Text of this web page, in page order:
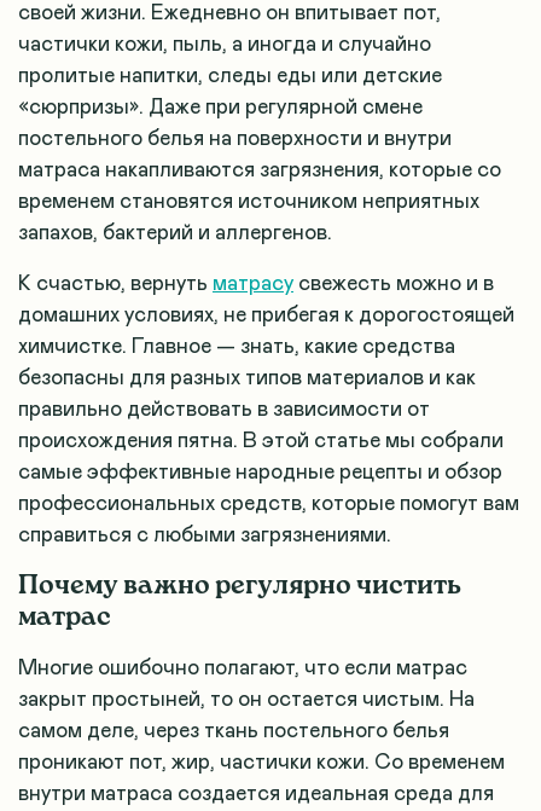
своей жизни. Ежедневно он впитывает пот,
частички кожи, пыль, а иногда и случайно
пролитые напитки, следы еды или детские
«сюрпризы». Даже при регулярной смене
постельного белья на поверхности и внутри
матраса накапливаются загрязнения, которые со
временем становятся источником неприятных
запахов, бактерий и аллергенов.
К счастью, вернуть матрасу свежесть можно и в
домашних условиях, не прибегая к дорогостоящей
химчистке. Главное — знать, какие средства
безопасны для разных типов материалов и как
правильно действовать в зависимости от
происхождения пятна. В этой статье мы собрали
самые эффективные народные рецепты и обзор
профессиональных средств, которые помогут вам
справиться с любыми загрязнениями.
Почему важно регулярно чистить
матрас
Многие ошибочно полагают, что если матрас
закрыт простыней, то он остается чистым. На
самом деле, через ткань постельного белья
проникают пот, жир, частички кожи. Со временем
внутри матраса создается идеальная среда для